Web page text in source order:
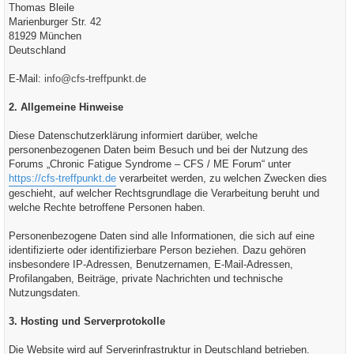
Thomas Bleile
Marienburger Str. 42
81929 München
Deutschland
E-Mail: info@cfs-treffpunkt.de
2. Allgemeine Hinweise
Diese Datenschutzerklärung informiert darüber, welche
personenbezogenen Daten beim Besuch und bei der Nutzung des
Forums „Chronic Fatigue Syndrome – CFS / ME Forum“ unter
https://cfs-treffpunkt.de verarbeitet werden, zu welchen Zwecken dies
geschieht, auf welcher Rechtsgrundlage die Verarbeitung beruht und
welche Rechte betroffene Personen haben.
Personenbezogene Daten sind alle Informationen, die sich auf eine
identifizierte oder identifizierbare Person beziehen. Dazu gehören
insbesondere IP-Adressen, Benutzernamen, E-Mail-Adressen,
Profilangaben, Beiträge, private Nachrichten und technische
Nutzungsdaten.
3. Hosting und Serverprotokolle
Die Website wird auf Serverinfrastruktur in Deutschland betrieben.